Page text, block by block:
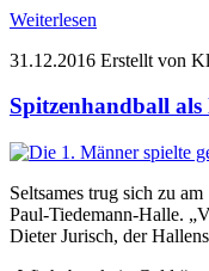
Weiterlesen
31.12.2016 Erstellt von
Spitzenhandball
Seltsames trug sich zu
Paul-Tiedemann-Halle.
Dieter Jurisch, der